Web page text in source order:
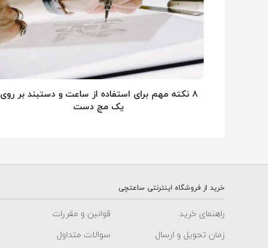
۸ نکته مهم برای استفاده از ساعت و دستبند بر روی
یک مچ دست
خرید از فروشگاه اینترنتی ساعتچی
راهنمای خرید
قوانین و مقررات
زمان تحویل و ارسال
سوالات متداول